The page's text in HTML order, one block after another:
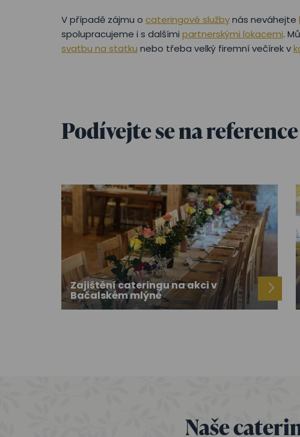
V případě zájmu o cateringové službynás neváhejte
spolupracujeme i s dalšími partnerskými lokacemi.
svatbu na statku nebo třeba velký firemní večírek v
Podívejte se na
Zajištění cateringu na akci v
Bačalském mlýně
Naše